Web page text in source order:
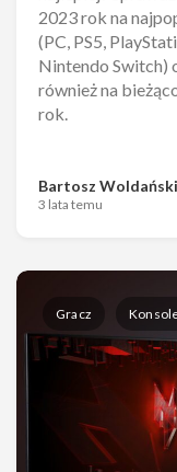
2023 rok na
(PC, PS5,
Nintendo Switch)
również na
rok.
Bartosz Woldański
3 lata temu
Gracz